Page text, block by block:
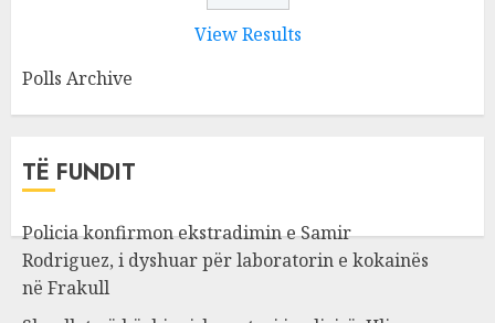
View Results
Polls Archive
TË FUNDIT
Policia konfirmon ekstradimin e Samir
Rodriguez, i dyshuar për laboratorin e kokainës
në Frakull